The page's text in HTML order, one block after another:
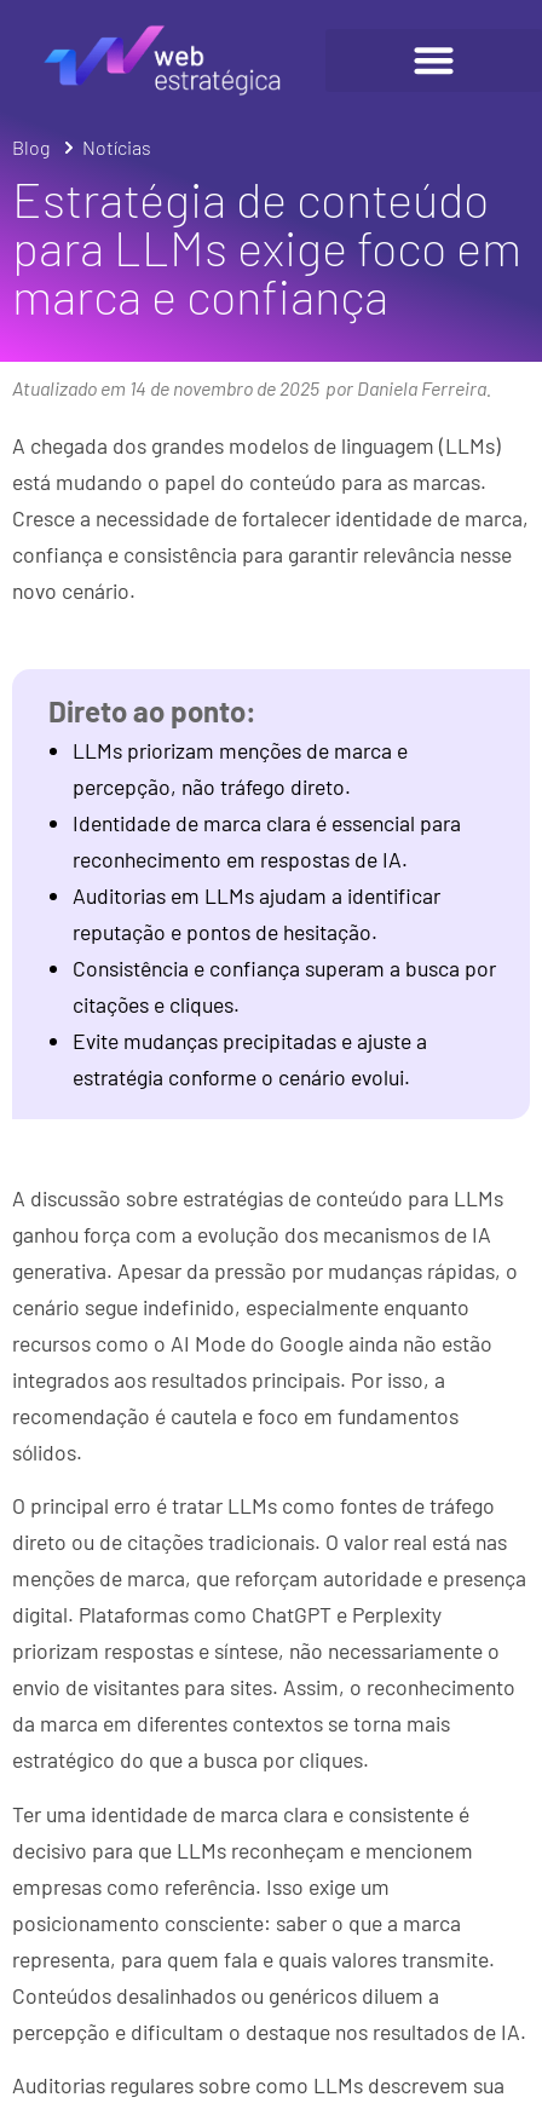
Blog Notícias
Estratégia de conteúdo
para LLMs exige foco em
marca e confiança
Atualizado em 14 de novembro de 2025 por Daniela Ferreira.
A chegada dos grandes modelos de linguagem (LLMs)
está mudando o papel do conteúdo para as marcas.
Cresce a necessidade de fortalecer identidade de marca,
confiança e consistência para garantir relevância nesse
novo cenário.
LLMs priorizam menções de marca e
percepção, não tráfego direto.
Identidade de marca clara é essencial para
reconhecimento em respostas de IA.
Auditorias em LLMs ajudam a identificar
reputação e pontos de hesitação.
Consistência e confiança superam a busca por
citações e cliques.
Evite mudanças precipitadas e ajuste a
estratégia conforme o cenário evolui.
A discussão sobre estratégias de conteúdo para LLMs
ganhou força com a evolução dos mecanismos de IA
generativa. Apesar da pressão por mudanças rápidas, o
cenário segue indefinido, especialmente enquanto
recursos como o AI Mode do Google ainda não estão
integrados aos resultados principais. Por isso, a
recomendação é cautela e foco em fundamentos
sólidos.
O principal erro é tratar LLMs como fontes de tráfego
direto ou de citações tradicionais. O valor real está nas
menções de marca, que reforçam autoridade e presença
digital. Plataformas como ChatGPT e Perplexity
priorizam respostas e síntese, não necessariamente o
envio de visitantes para sites. Assim, o reconhecimento
da marca em diferentes contextos se torna mais
estratégico do que a busca por cliques.
Ter uma identidade de marca clara e consistente é
decisivo para que LLMs reconheçam e mencionem
empresas como referência. Isso exige um
posicionamento consciente: saber o que a marca
representa, para quem fala e quais valores transmite.
Conteúdos desalinhados ou genéricos diluem a
percepção e dificultam o destaque nos resultados de IA.
Auditorias regulares sobre como LLMs descrevem sua